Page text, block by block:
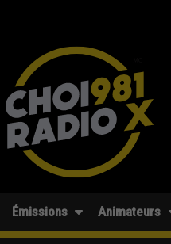
Émissions Animateurs